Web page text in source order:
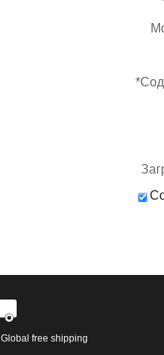
*
Global free shipping